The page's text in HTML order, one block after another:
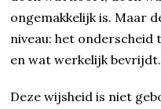
ongemakkelijk is. Maar
niveau: het
en wat werkelijk bevrijdt.
Deze wijsheid is niet